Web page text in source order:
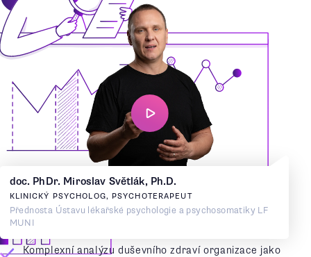
doc. PhDr. Miroslav Světlák, Ph.D.
KLINICKÝ PSYCHOLOG, PSYCHOTERAPEUT
Přednosta Ústavu lékařské psychologie a psychosomatiky LF
MUNI
MyWay analytix® organizaci přinese
Komplexní analýzu duševního zdraví organizace jako